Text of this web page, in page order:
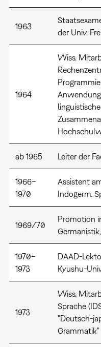
1963
der Univ.
1964
Wiss.
ab 1965 Leiter der
1966–
1970
Assistent
Indogerm.
1969/70
Promotion
1970–
1973
DAAD-
Kyushu-
1973
Wiss.
Sprache
"Deutsch-
Grammatik"